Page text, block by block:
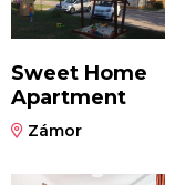
Sweet Home
Apartment
Zámor